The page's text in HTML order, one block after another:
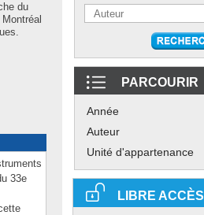
du
33e
PARCOURIR
Année
Auteur
Unité d'appartenance
LIBRE ACCÈS